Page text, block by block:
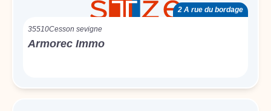
2 A rue du bordage
35510Cesson sevigne
Armorec Immo